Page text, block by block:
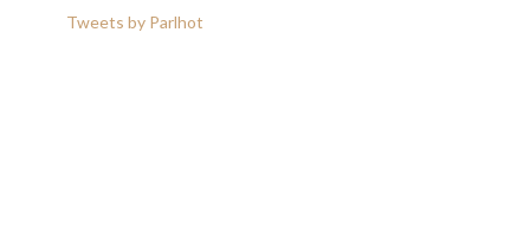
Tweets by Parlhot